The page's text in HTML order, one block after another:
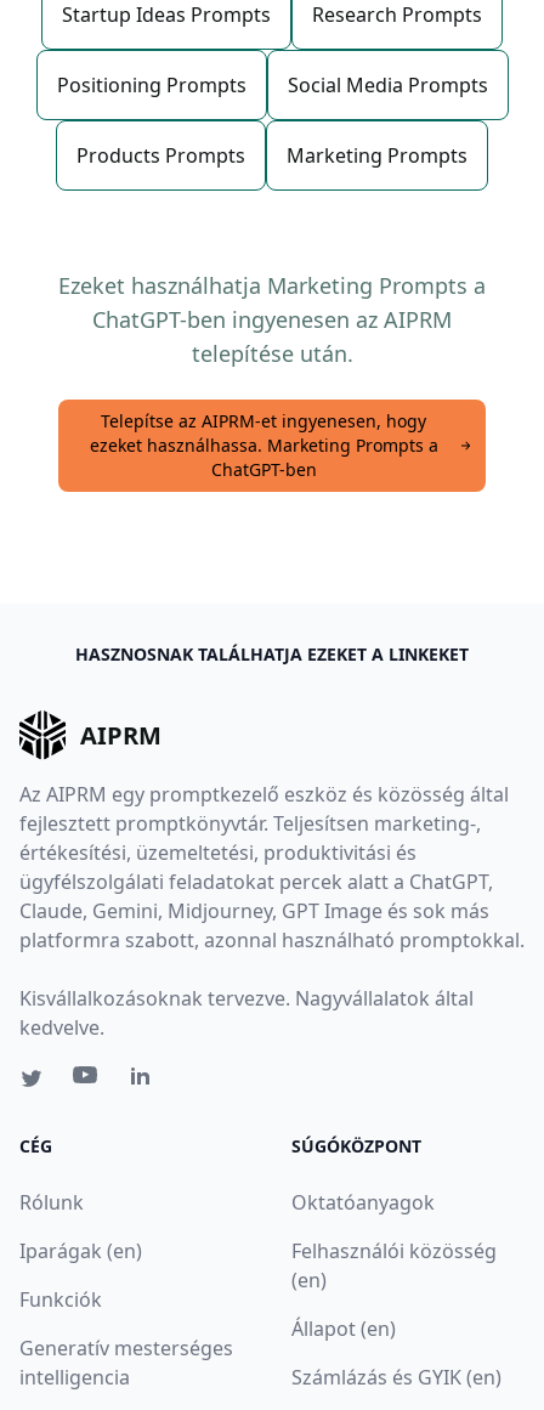
Startup Ideas Prompts Research Prompts
Positioning Prompts Social Media Prompts
Products Prompts Marketing Prompts
Ezeket használhatja Marketing Prompts a
ChatGPT-ben ingyenesen az AIPRM
telepítése után.
Telepítse az AIPRM-et ingyenesen, hogy
ezeket használhassa. Marketing Prompts a
ChatGPT-ben
HASZNOSNAK TALÁLHATJA EZEKET A LINKEKET
AIPRM
Az AIPRM egy promptkezelő eszköz és közösség által
fejlesztett promptkönyvtár. Teljesítsen marketing-,
értékesítési, üzemeltetési, produktivitási és
ügyfélszolgálati feladatokat percek alatt a ChatGPT,
Claude, Gemini, Midjourney, GPT Image és sok más
platformra szabott, azonnal használható promptokkal.
Kisvállalkozásoknak tervezve. Nagyvállalatok által
kedvelve.
CÉG
Rólunk
Iparágak (en)
Funkciók
Generatív mesterséges
intelligencia
SÚGÓKÖZPONT
Oktatóanyagok
Felhasználói közösség
(en)
Állapot (en)
Számlázás és GYIK (en)